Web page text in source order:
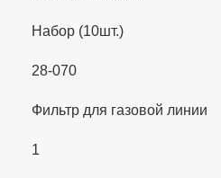
Набор (10шт.)
28-070
Фильтр для газовой линии
1